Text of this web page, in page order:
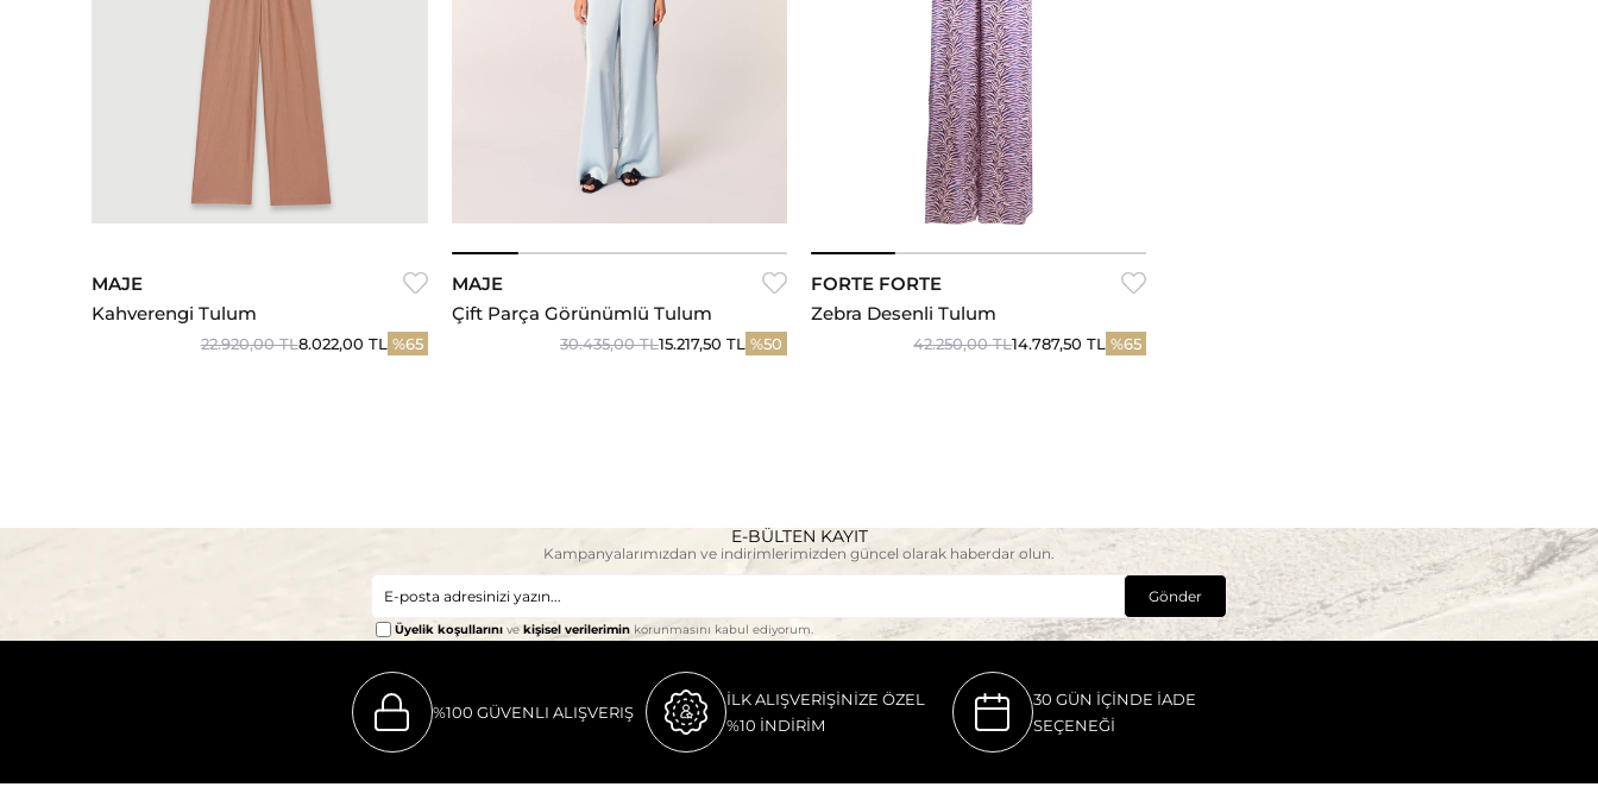
MAJE
Kahverengi Tulum
%65
8.022,00 TL
22.920,00 TL
34 38 42
MAJE
Çift Parça Görünümlü Tulum
%50
15.217,50 TL
30.435,00 TL
38 40
FORTE FORTE
Zebra Desenli Tulum
%65
14.787,50 TL
42.250,00 TL
0 I II
E-BÜLTEN KAYIT
Kampanyalarımızdan ve indirimlerimizden güncel olarak haberdar olun.
Gönder
Üyelik koşullarını ve kişisel verilerimin korunmasını kabul ediyorum.
%100 GÜVENLI ALIŞVERIŞ
İLK ALIŞVERİŞİNİZE ÖZEL
%10 İNDİRİM
30 GÜN İÇİNDE İADE
SEÇENEĞİ